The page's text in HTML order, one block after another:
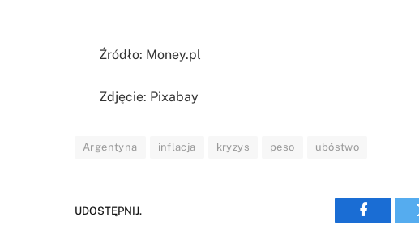
Źródło: Money.pl
Zdjęcie: Pixabay
Argentyna inflacja kryzys peso ubóstwo
UDOSTĘPNIJ.
Facebook